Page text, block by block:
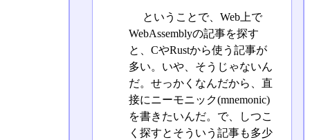
ということで、Web上で
WebAssemblyの記事を探す
と、CやRustから使う記事が
多い。いや、そうじゃないん
だ。せっかくなんだから、直
接にニーモニック(mnemonic)
を書きたいんだ。で、しつこ
く探すとそういう記事も多少